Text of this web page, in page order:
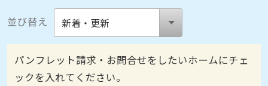
並び替え
パンフレット請求・お問合せをしたいホームにチェ
ックを入れてください。